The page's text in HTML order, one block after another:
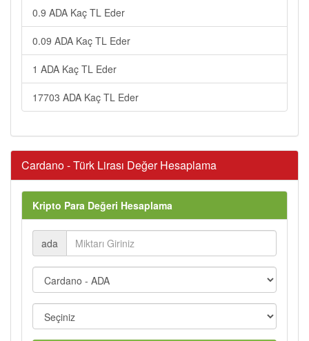
0.9 ADA Kaç TL Eder
0.09 ADA Kaç TL Eder
1 ADA Kaç TL Eder
17703 ADA Kaç TL Eder
Cardano - Türk Lirası Değer Hesaplama
Kripto Para Değeri Hesaplama
ada